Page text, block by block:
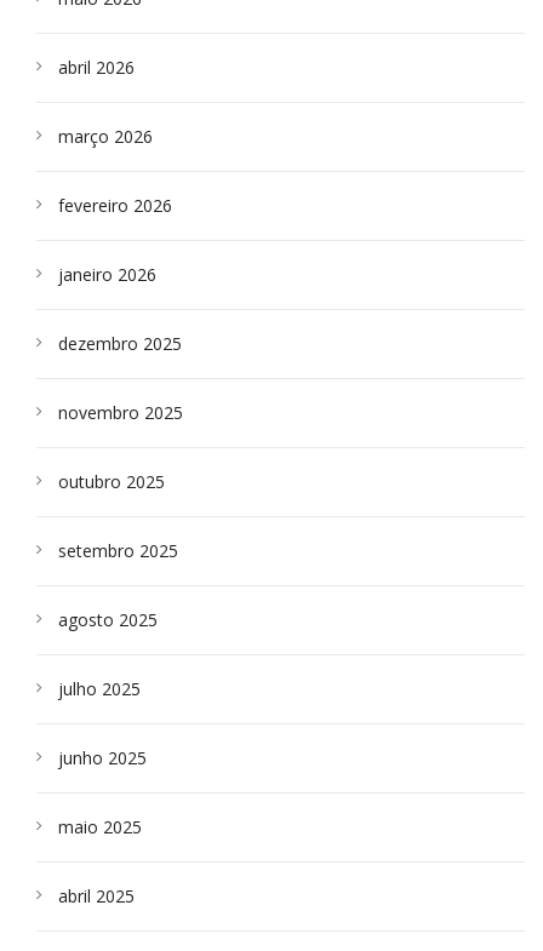
abril 2026
março 2026
fevereiro 2026
janeiro 2026
dezembro 2025
novembro 2025
outubro 2025
setembro 2025
agosto 2025
julho 2025
junho 2025
maio 2025
abril 2025